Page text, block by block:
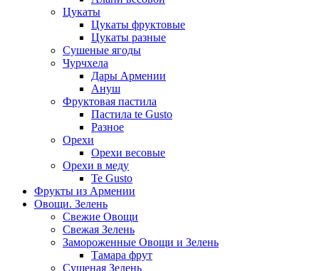
Цукаты
Цукаты фруктовые
Цукаты разные
Сушеные ягоды
Чурчхела
Дары Армении
Ануш
Фруктовая пастила
Пастила te Gusto
Разное
Орехи
Орехи весовые
Орехи в меду
Te Gusto
Фрукты из Армении
Овощи. Зелень
Свежие Овощи
Свежая Зелень
Замороженные Овощи и Зелень
Тамара фрут
Сушеная Зелень